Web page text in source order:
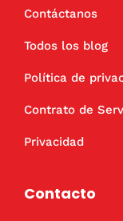
Contáctanos
Todos los blog
Política de
Contrato de
Privacidad
Contacto